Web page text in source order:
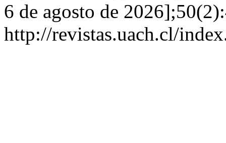
6 de agosto de
http://revistas.uach.cl/